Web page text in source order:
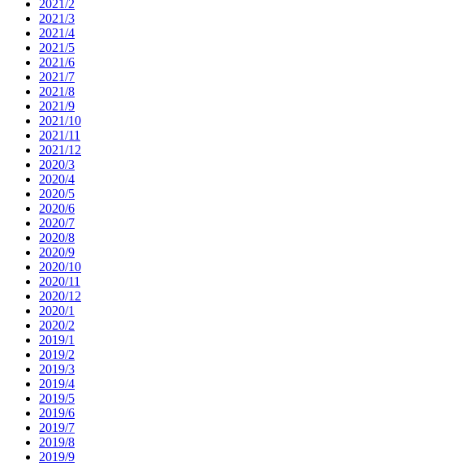
2021/2
2021/3
2021/4
2021/5
2021/6
2021/7
2021/8
2021/9
2021/10
2021/11
2021/12
2020/3
2020/4
2020/5
2020/6
2020/7
2020/8
2020/9
2020/10
2020/11
2020/12
2020/1
2020/2
2019/1
2019/2
2019/3
2019/4
2019/5
2019/6
2019/7
2019/8
2019/9